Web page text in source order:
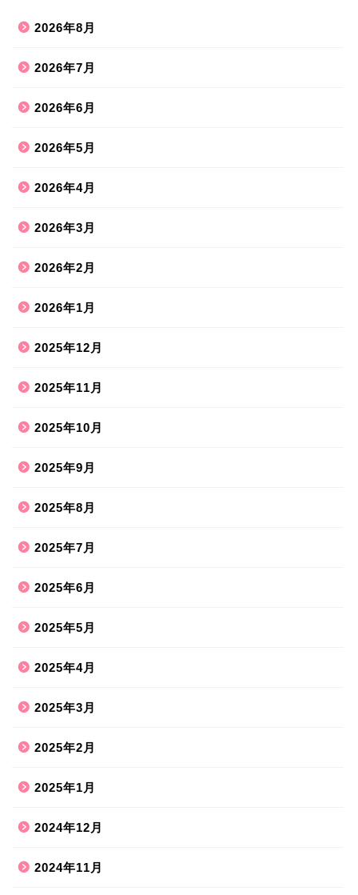
2026年8月
2026年7月
2026年6月
2026年5月
2026年4月
2026年3月
2026年2月
2026年1月
2025年12月
2025年11月
2025年10月
2025年9月
2025年8月
2025年7月
2025年6月
2025年5月
2025年4月
2025年3月
2025年2月
2025年1月
2024年12月
2024年11月